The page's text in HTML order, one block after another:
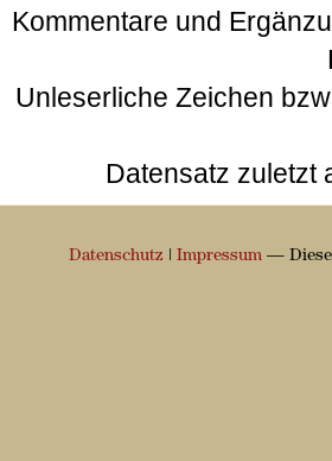
Kommentare und
Unleserliche Zeichen
Datensatz zuletzt
Datenschutz Impressum— Diese